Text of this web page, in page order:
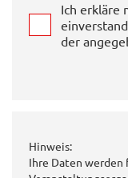
Ich erkläre
der
Hinweis:
Ihre Daten werden